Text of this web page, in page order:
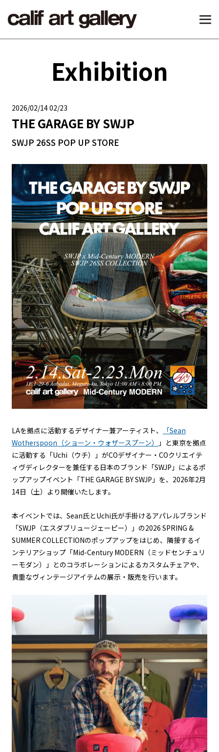
Exhibition
2026/02/14 02/23
THE GARAGE BY SWJP
SWJP 26SS POP UP STORE
LAを拠点に活動するデザイナー兼アーティスト、 「Sean
Wotherspoon（ショーン・ウォザースプーン）
」と東京を拠点
に活動する「Uchi（ウチ）」がCOデザイナー・COクリエイテ
ィヴディレクターを兼任する日本のブランド「SWJP」によるポ
ップアップイベント「THE GARAGE BY SWJP」を、2026年2月
14日（土）より開催いたします。
本イベントでは、Sean氏とUchi氏が手掛けるアパレルブランド
「SWJP（エスダブリュージェーピー）」の2026 SPRING &
SUMMER COLLECTIONのポップアップをはじめ、隣接するイ
ンテリアショップ「Mid-Century MODERN（ミッドセンチュリ
ーモダン）」とのコラボレーションによるカスタムチェアや、
貴重なヴィンテージアイテムの展示・販売を行います。